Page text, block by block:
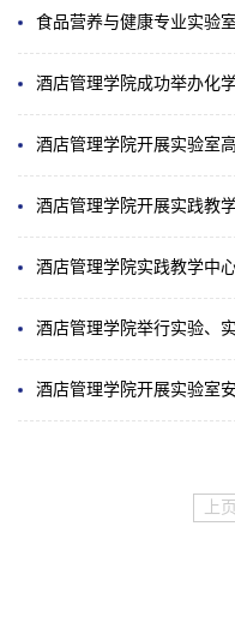
食品营养与健康专业实验
酒店管理学院开展实践教
酒店管理学院举行实验、
酒店管理学院开展实验室
上页